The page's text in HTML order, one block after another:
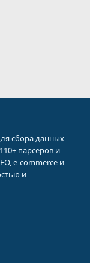
сбора данных
парсеров и
e-commerce и
и